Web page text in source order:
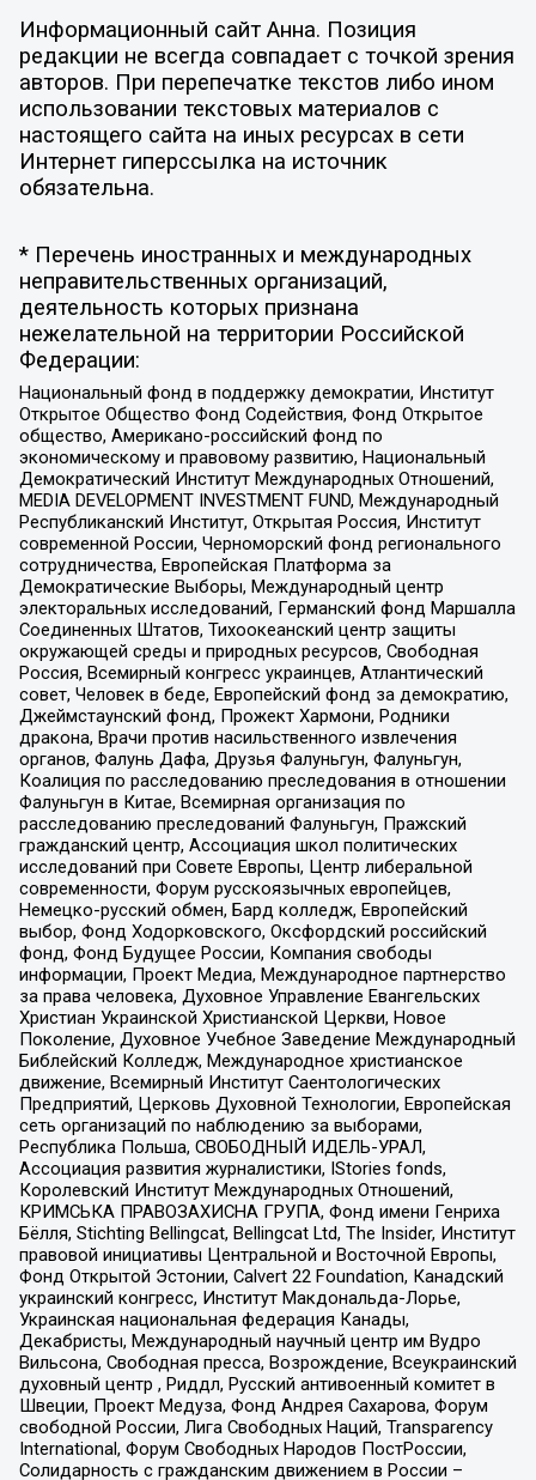
Информационный сайт Анна. Позиция
редакции не всегда совпадает с точкой зрения
авторов. При перепечатке текстов либо ином
использовании текстовых материалов с
настоящего сайта на иных ресурсах в сети
Интернет гиперссылка на источник
обязательна.
* Перечень иностранных и международных
неправительственных организаций,
деятельность которых признана
нежелательной на территории Российской
Федерации:
Национальный фонд в поддержку демократии, Институт
Открытое Общество Фонд Содействия, Фонд Открытое
общество, Американо-российский фонд по
экономическому и правовому развитию, Национальный
Демократический Институт Международных Отношений,
MEDIA DEVELOPMENT INVESTMENT FUND, Международный
Республиканский Институт, Открытая Россия, Институт
современной России, Черноморский фонд регионального
сотрудничества, Европейская Платформа за
Демократические Выборы, Международный центр
электоральных исследований, Германский фонд Маршалла
Соединенных Штатов, Тихоокеанский центр защиты
окружающей среды и природных ресурсов, Свободная
Россия, Всемирный конгресс украинцев, Атлантический
совет, Человек в беде, Европейский фонд за демократию,
Джеймстаунский фонд, Прожект Хармони, Родники
дракона, Врачи против насильственного извлечения
органов, Фалунь Дафа, Друзья Фалуньгун, Фалуньгун,
Коалиция по расследованию преследования в отношении
Фалуньгун в Китае, Всемирная организация по
расследованию преследований Фалуньгун, Пражский
гражданский центр, Ассоциация школ политических
исследований при Совете Европы, Центр либеральной
современности, Форум русскоязычных европейцев,
Немецко-русский обмен, Бард колледж, Европейский
выбор, Фонд Ходорковского, Оксфордский российский
фонд, Фонд Будущее России, Компания свободы
информации, Проект Медиа, Международное партнерство
за права человека, Духовное Управление Евангельских
Христиан Украинской Христианской Церкви, Новое
Поколение, Духовное Учебное Заведение Международный
Библейский Колледж, Международное христианское
движение, Всемирный Институт Саентологических
Предприятий, Церковь Духовной Технологии, Европейская
сеть организаций по наблюдению за выборами,
Республика Польша, СВОБОДНЫЙ ИДЕЛЬ-УРАЛ,
Ассоциация развития журналистики, IStories fonds,
Королевский Институт Международных Отношений,
КРИМСЬКА ПРАВОЗАХИСНА ГРУПА, Фонд имени Генриха
Бёлля, Stichting Bellingcat, Bellingcat Ltd, The Insider, Институт
правовой инициативы Центральной и Восточной Европы,
Фонд Открытой Эстонии, Calvert 22 Foundation, Канадский
украинский конгресс, Институт Макдональда-Лорье,
Украинская национальная федерация Канады,
Декабристы, Международный научный центр им Вудро
Вильсона, Свободная пресса, Возрождение, Всеукраинский
духовный центр , Риддл, Русский антивоенный комитет в
Швеции, Проект Медуза, Фонд Андрея Сахарова, Форум
свободной России, Лига Свободных Наций, Transparеncy
International, Форум Свободных Народов ПостРоссии,
Солидарность с гражданским движением в России –